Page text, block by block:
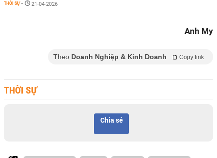
THỜI SỰ - 21-04-2026
Anh My
Theo Doanh Nghiệp & Kinh Doanh Copy link
THỜI SỰ
Chia sẻ